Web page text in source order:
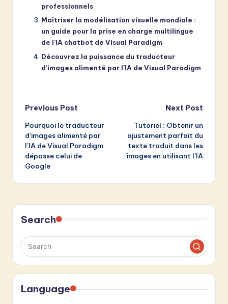
professionnels
Maîtriser la modélisation visuelle mondiale :
un guide pour la prise en charge multilingue
de l’IA chatbot de Visual Paradigm
Découvrez la puissance du traducteur
d’images alimenté par l’IA de Visual Paradigm
Post
navigation
Previous Post
Pourquoi le traducteur
d’images alimenté par
l’IA de Visual Paradigm
dépasse celui de
Google
Next Post
Tutoriel : Obtenir un
ajustement parfait du
texte traduit dans les
images en utilisant l’IA
Search
Language